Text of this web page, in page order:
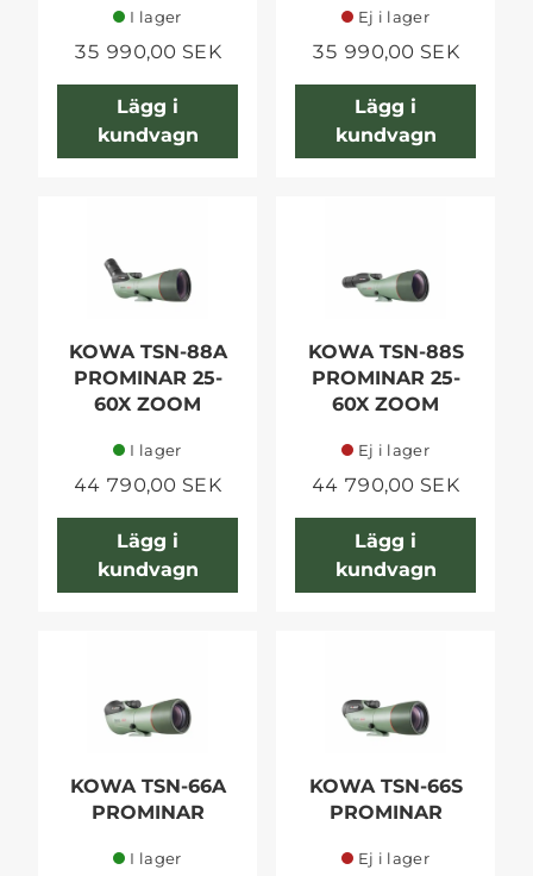
I lager
35 990,00 SEK
Lägg i
kundvagn
Ej i lager
35 990,00 SEK
Lägg i
kundvagn
KOWA TSN-88A
PROMINAR 25-
60X ZOOM
I lager
44 790,00 SEK
Lägg i
kundvagn
KOWA TSN-88S
PROMINAR 25-
60X ZOOM
Ej i lager
44 790,00 SEK
Lägg i
kundvagn
KOWA TSN-66A
PROMINAR
I lager
KOWA TSN-66S
PROMINAR
Ej i lager